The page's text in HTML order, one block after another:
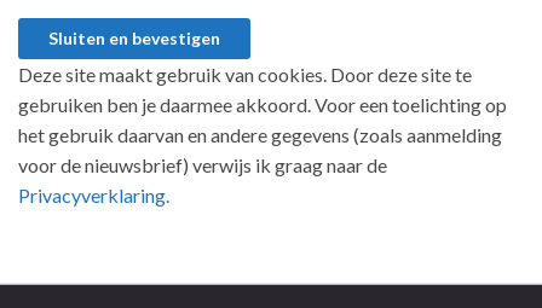
Deze site maakt gebruik van cookies. Door deze site te
gebruiken ben je daarmee akkoord. Voor een toelichting op
het gebruik daarvan en andere gegevens (zoals aanmelding
voor de nieuwsbrief) verwijs ik graag naar de
Privacyverklaring.